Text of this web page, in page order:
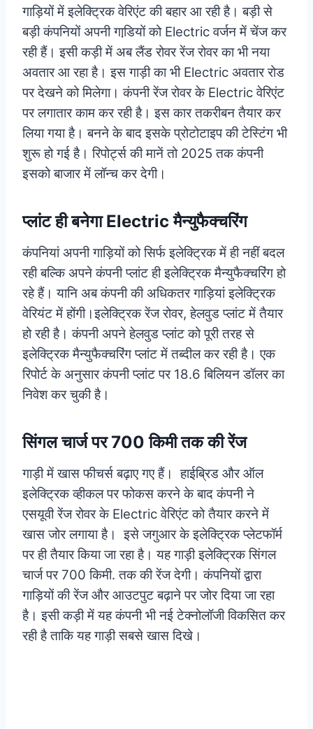
गाड़ियों में इलेक्ट्रिक वेरिएंट की बहार आ रही है। बड़ी से
बड़ी कंपनियों अपनी गाडि़यों को Electric वर्जन में चेंज कर
रही हैं। इसी कड़ी में अब लैंड रोवर रेंज रोवर का भी नया
अवतार आ रहा है। इस गाड़ी का भी Electric अवतार रोड
पर देखने को मिलेगा। कंपनी रेंज रोवर के Electric वेरिएंट
पर लगातार काम कर रही है। इस कार तकरीबन तैयार कर
लिया गया है। बनने के बाद इसके प्रोटोटाइप की टेस्टिंग भी
शुरू हो गई है। रिपोर्ट्स की मानें तो 2025 तक कंपनी
इसको बाजार में लॉन्च कर देगी।
प्लांट ही बनेगा Electric मैन्युफैक्चरिंग
कंपनियां अपनी गाड़ियों को सिर्फ इलेक्ट्रिक में ही नहीं बदल
रही बल्कि अपने कंपनी प्लांट ही इलेक्ट्रिक मैन्युफैक्चरिंग हो
रहे हैं। यानि अब कंपनी की अधिकतर गाड़ियां इलेक्ट्रिक
वेरियंट में होंगी।इलेक्ट्रिक रेंज रोवर, हेलवुड प्लांट में तैयार
हो रही है। कंपनी अपने हेलवुड प्लांट को पूरी तरह से
इलेक्ट्रिक मैन्युफैक्चरिंग प्लांट में तब्दील कर रही है। एक
रिपोर्ट के अनुसार कंपनी प्लांट पर 18.6 बिलियन डॉलर का
निवेश कर चुकी है।
सिंगल चार्ज पर 700 किमी तक की रेंज
गाड़ी में खास फीचर्स बढ़ाए गए हैं। हाईब्रिड और ऑल
इलेक्ट्रिक व्हीकल पर फोकस करने के बाद कंपनी ने
एसयूवी रेंज रोवर के Electric वेरिएंट को तैयार करने में
खास जोर लगाया है। इसे जगुआर के इलेक्ट्रिक प्लेटफॉर्म
पर ही तैयार किया जा रहा है। यह गाड़ी इलेक्ट्रिक सिंगल
चार्ज पर 700 किमी. तक की रेंज देगी। कंपनियों द्वारा
गाड़ियों की रेंज और आउटपुट बढ़ाने पर जोर दिया जा रहा
है। इसी कड़ी में यह कंपनी भी नई टेक्नोलॉजी विकसित कर
रही है ताकि यह गाड़ी सबसे खास दिखे।